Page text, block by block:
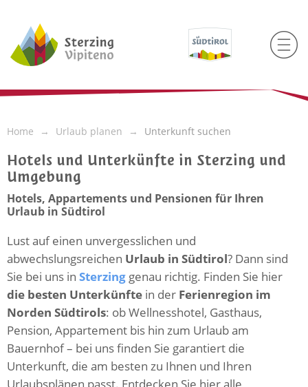
Home Urlaub planen Unterkunft suchen
Hotels und Unterkünfte in Sterzing und
Umgebung
Hotels, Appartements und Pensionen für Ihren
Urlaub in Südtirol
Lust auf einen unvergesslichen und
abwechslungsreichen Urlaub in Südtirol? Dann sind
Sie bei uns in Sterzing genau richtig. Finden Sie hier
die besten Unterkünfte in der Ferienregion im
Norden Südtirols: ob Wellnesshotel, Gasthaus,
Pension, Appartement bis hin zum Urlaub am
Bauernhof – bei uns finden Sie garantiert die
Unterkunft, die am besten zu Ihnen und Ihren